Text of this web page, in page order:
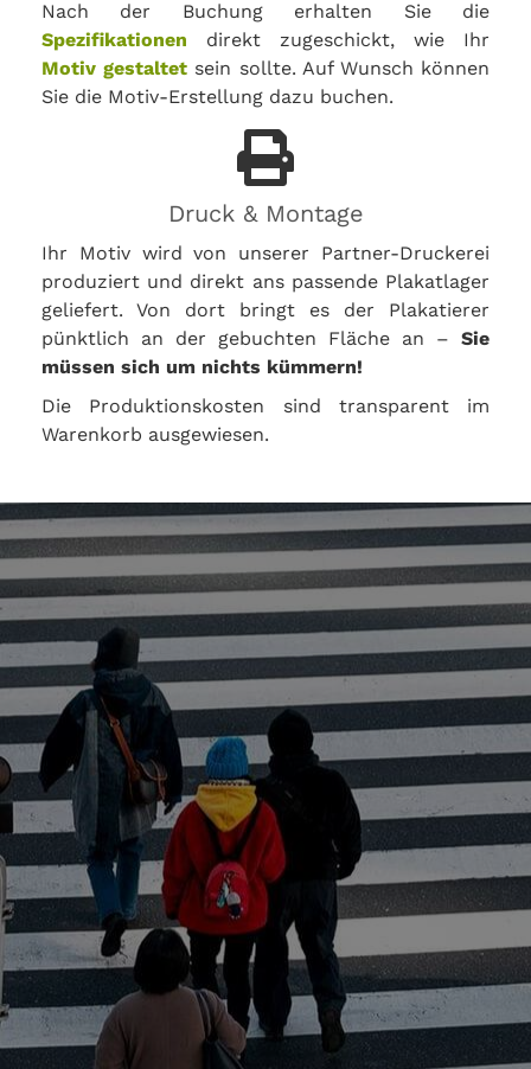
Nach der Buchung erhalten Sie die
Spezifikationen direkt zugeschickt, wie Ihr
Motiv gestaltet sein sollte. Auf Wunsch können
Sie die Motiv-Erstellung dazu buchen.
Druck & Montage
Ihr Motiv wird von unserer Partner-Druckerei
produziert und direkt ans passende Plakatlager
geliefert. Von dort bringt es der Plakatierer
pünktlich an der gebuchten Fläche an – Sie
müssen sich um nichts kümmern!
Die Produktionskosten sind transparent im
Warenkorb ausgewiesen.